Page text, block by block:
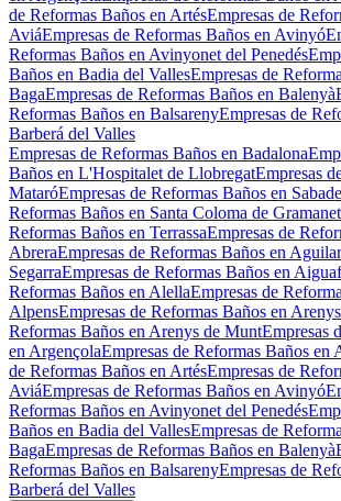
de Reformas Baños en ArtésEmpresas de
AviáEmpresas de Reformas Baños en Avinyó
Reformas Baños en Avinyonet del Penedés
Baños en Badia del VallesEmpresas de
BagaEmpresas de Reformas Baños en Balenyà
Reformas Baños en BalsarenyEmpresas de
Barberá del Valles
Empresas de Reformas Baños en Badalona
Baños en L'Hospitalet de LlobregatEmpresas
MataróEmpresas de Reformas Baños en
Reformas Baños en Santa Coloma de Gramanet
Reformas Baños en TerrassaEmpresas de
AbreraEmpresas de Reformas Baños en
SegarraEmpresas de Reformas Baños en
Reformas Baños en AlellaEmpresas de
AlpensEmpresas de Reformas Baños en
Reformas Baños en Arenys de MuntEmpresas
en ArgençolaEmpresas de Reformas Baños en
de Reformas Baños en ArtésEmpresas de
AviáEmpresas de Reformas Baños en Avinyó
Reformas Baños en Avinyonet del Penedés
Baños en Badia del VallesEmpresas de
BagaEmpresas de Reformas Baños en Balenyà
Reformas Baños en BalsarenyEmpresas de
Barberá del Valles